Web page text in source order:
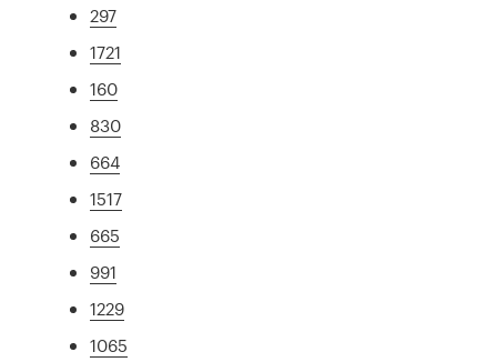
297
1721
160
830
664
1517
665
991
1229
1065